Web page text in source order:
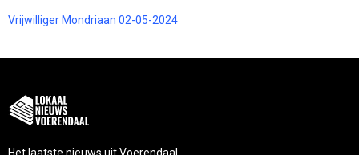
Vrijwilliger Mondriaan 02-05-2024
Het laatste nieuws uit Voerendaal